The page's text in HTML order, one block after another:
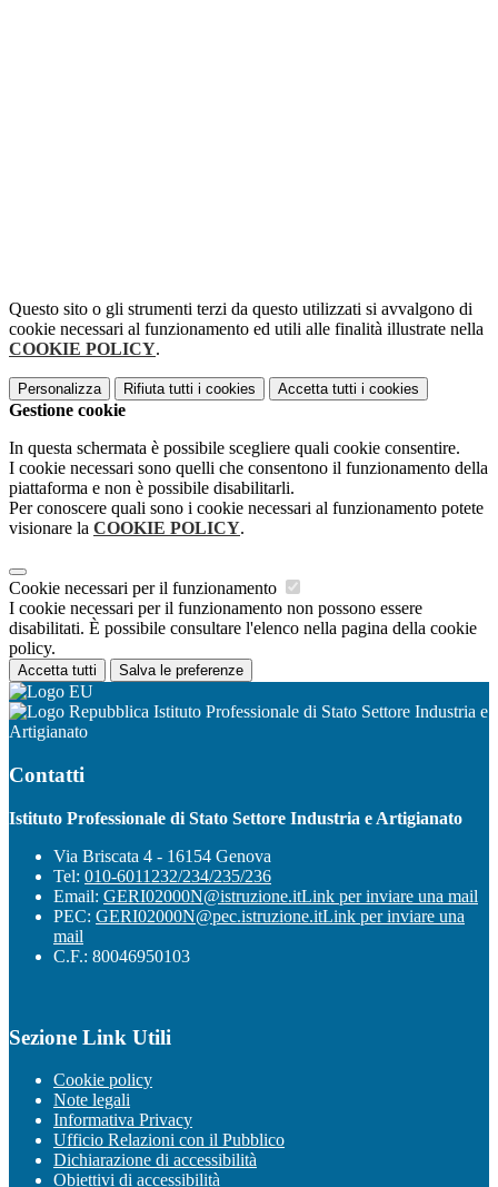
Questo sito o gli strumenti terzi da questo utilizzati si avvalgono di
cookie necessari al funzionamento ed utili alle finalità illustrate nella
COOKIE POLICY.
Personalizza Rifiuta tutti i cookies Accetta tutti i cookies
Gestione cookie
In questa schermata è possibile scegliere quali cookie consentire.
I cookie necessari sono quelli che consentono il funzionamento della
piattaforma e non è possibile disabilitarli.
Per conoscere quali sono i cookie necessari al funzionamento potete
visionare la COOKIE POLICY.
Cookie necessari per il funzionamento
I cookie necessari per il funzionamento non possono essere
disabilitati. È possibile consultare l'elenco nella pagina della cookie
policy.
Accetta tutti Salva le preferenze
Istituto Professionale di Stato Settore Industria e
Artigianato
Contatti
Istituto Professionale di Stato Settore Industria e Artigianato
Via Briscata 4 - 16154 Genova
Tel: 010-6011232/234/235/236
Email: GERI02000N@istruzione.itLink per inviare una mail
PEC: GERI02000N@pec.istruzione.itLink per inviare una
mail
C.F.: 80046950103
Sezione Link Utili
Cookie policy
Note legali
Informativa Privacy
Ufficio Relazioni con il Pubblico
Dichiarazione di accessibilità
Obiettivi di accessibilità